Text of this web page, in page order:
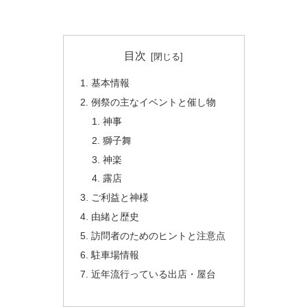
目次
基本情報
例祭の主なイベントと催し物
神事
獅子舞
神楽
露店
ご利益と神様
由緒と歴史
訪問者のためのヒントと注意点
駐車場情報
近年流行っている出店・屋台